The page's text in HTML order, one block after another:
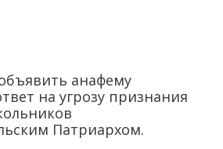
анафему
на угрозу признания
Патриархом.